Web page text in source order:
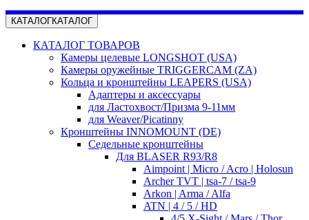
КАТАЛОГКАТАЛОГ
КАТАЛОГ ТОВАРОВ
Камеры целевые LONGSHOT (USA)
Камеры оружейные TRIGGERCAM (ZA)
Кольца и кронштейны LEAPERS (USA)
Адаптеры и аксессуары
для Ластохвост/Призма 9-11мм
для Weaver/Picatinny
Кронштейны INNOMOUNT (DE)
Седельные кронштейны
Для BLASER R93/R8
Aimpoint | Micro / Acro | Holosun
Archer TVT | tsa-7 / tsa-9
Arkon | Arma / Alfa
ATN | 4 / 5 / HD